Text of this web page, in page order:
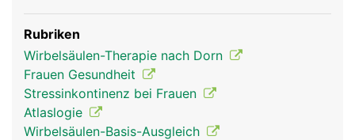
Rubriken
Wirbelsäulen-Therapie nach Dorn
Frauen Gesundheit
Stressinkontinenz bei Frauen
Atlaslogie
Wirbelsäulen-Basis-Ausgleich